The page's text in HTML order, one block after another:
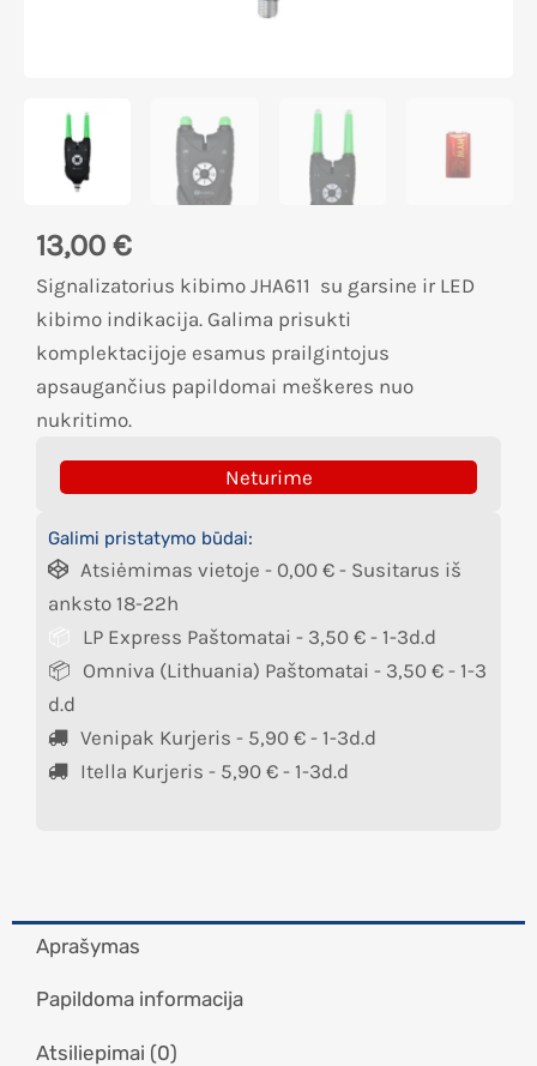
13,00 €
Signalizatorius kibimo JHA611 su garsine ir LED
kibimo indikacija. Galima prisukti
komplektacijoje esamus prailgintojus
apsaugančius papildomai meškeres nuo
nukritimo.
Neturime
Galimi pristatymo būdai:
Atsiėmimas vietoje - 0,00 € - Susitarus iš
anksto 18-22h
LP Express Paštomatai - 3,50 € - 1-3d.d
Omniva (Lithuania) Paštomatai - 3,50 € - 1-3
d.d
Venipak Kurjeris - 5,90 € - 1-3d.d
Itella Kurjeris - 5,90 € - 1-3d.d
Aprašymas
Papildoma informacija
Atsiliepimai (0)